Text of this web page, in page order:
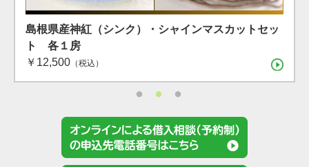
島根県産 シャインマスカット １房（600g）（7月下
旬〜8月上旬）
（税込）
島根県産神紅（シンク）・シャインマスカットセッ
ト 各１房
￥12,500 （税込）
島根県産 アールスメロン2玉箱
￥4,400（税込）